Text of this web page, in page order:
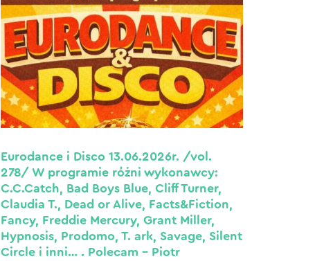
Eurodance i Disco 13.06.2026r. /vol.
278/ W programie różni wykonawcy:
C.C.Catch, Bad Boys Blue, Cliff Turner,
Claudia T., Dead or Alive, Facts&Fiction,
Fancy, Freddie Mercury, Grant Miller,
Hypnosis, Prodomo, T. ark, Savage, Silent
Circle i inni… . Polecam – Piotr